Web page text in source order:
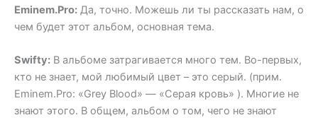
Eminem.Pro: Да, точно. Можешь ли ты рассказать нам, о
чем будет этот альбом, основная тема.
Swifty: В альбоме затрагивается много тем. Во-первых,
кто не знает, мой любимый цвет – это серый. (прим.
Eminem.Pro: «Grey Blood» — «Серая кровь» ). Многие не
знают этого. В общем, альбом о том, чего не знают